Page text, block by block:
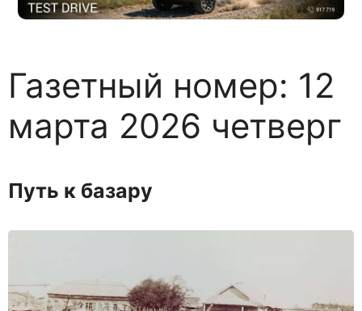
Газетный номер: 12
марта 2026 четверг
Путь к базару